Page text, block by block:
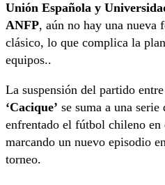
Unión Española y
ANFP, aún no hay una nueva
clásico, lo que complica la
equipos..
La suspensión del partido
‘Cacique’ se suma a una
enfrentado el fútbol chileno en
marcando un nuevo episodio
torneo.